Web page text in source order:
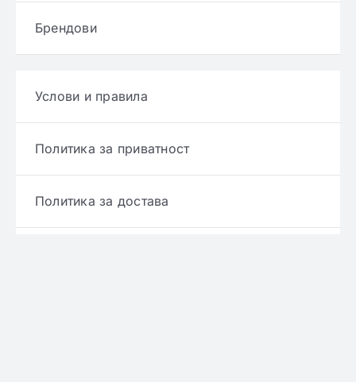
Брендови
Услови и правила
Политика за приватност
Политика за достава